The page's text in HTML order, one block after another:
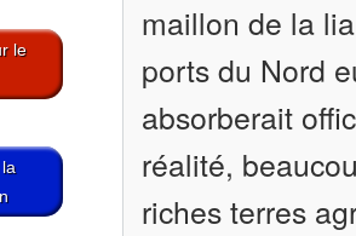
le
maillon de la
ports du Nord
absorberait
réalité,
riches terres